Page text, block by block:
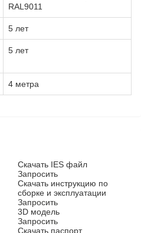
RAL9011
5 лет
5 лет
4 метра
Скачать IES файл
Запросить
Скачать инструкцию по
сборке и эксплуатации
Запросить
3D модель
Запросить
Скачать паспорт